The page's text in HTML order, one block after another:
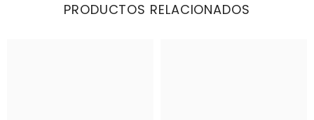
PRODUCTOS RELACIONADOS